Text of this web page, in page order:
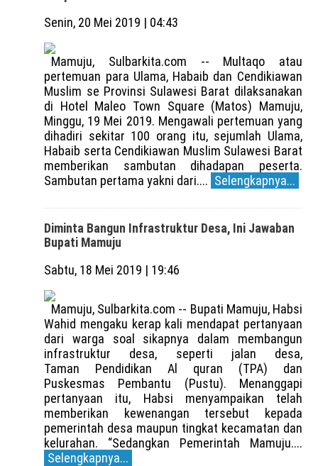
Senin, 20 Mei 2019 | 04:43
Mamuju, Sulbarkita.com -- Multaqo atau
pertemuan para Ulama, Habaib dan Cendikiawan
Muslim se Provinsi Sulawesi Barat dilaksanakan
di Hotel Maleo Town Square (Matos) Mamuju,
Minggu, 19 Mei 2019. Mengawali pertemuan yang
dihadiri sekitar 100 orang itu, sejumlah Ulama,
Habaib serta Cendikiawan Muslim Sulawesi Barat
memberikan sambutan dihadapan peserta.
Sambutan pertama yakni dari.... Selengkapnya...
Diminta Bangun Infrastruktur Desa, Ini Jawaban
Bupati Mamuju
Sabtu, 18 Mei 2019 | 19:46
Mamuju, Sulbarkita.com -- Bupati Mamuju, Habsi
Wahid mengaku kerap kali mendapat pertanyaan
dari warga soal sikapnya dalam membangun
infrastruktur desa, seperti jalan desa,
Taman Pendidikan Al quran (TPA) dan
Puskesmas Pembantu (Pustu). Menanggapi
pertanyaan itu, Habsi menyampaikan telah
memberikan kewenangan tersebut kepada
pemerintah desa maupun tingkat kecamatan dan
kelurahan. “Sedangkan Pemerintah Mamuju....
Selengkapnya...